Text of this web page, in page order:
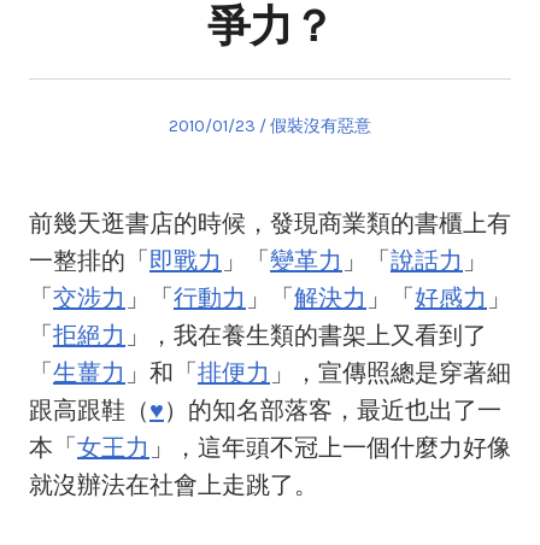
爭力？
Posted
2010/01/23
Posted
假裝沒有惡意
前幾天逛書店的時候，發現商業類的書櫃上有
一整排的「 即戰力 」「 變革力 」「 說話力 」
「 交涉力 」「 行動力 」「 解決力 」「 好感力 」
「 拒絕力 」，我在養生類的書架上又看到了
「 生薑力 」和「 排便力 」，宣傳照總是穿著細
跟高跟鞋（♥）的知名部落客，最近也出了一
本「 女王力 」，這年頭不冠上一個什麼力好像
就沒辦法在社會上走跳了。